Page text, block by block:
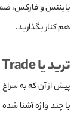
بایننس و فارکس،
هم کنار بگذارید.
ترید یا Trade چیست؟
پیش از آن که به
با چند واژه آشنا